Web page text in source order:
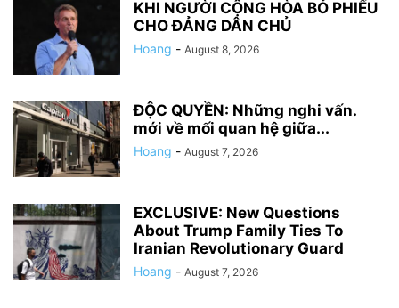
KHI NGƯỜI CỘNG HÒA BỎ PHIẾU
CHO ĐẢNG DÂN CHỦ
Hoang - August 8, 2026
ĐỘC QUYỀN: Những nghi vấn.
mới về mối quan hệ giữa...
Hoang - August 7, 2026
EXCLUSIVE: New Questions
About Trump Family Ties To
Iranian Revolutionary Guard
Hoang - August 7, 2026